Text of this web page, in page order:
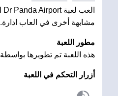
مشابهة أخرى في العاب ادارة.
مطور اللعبة
هذه اللعبة تم تطويرها بواسطة Dr. Panda LTD
أزرار التحكم في اللعبة